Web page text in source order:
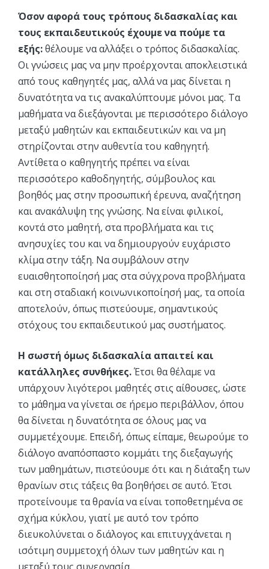
Όσον αφορά τους τρόπους διδασκαλίας και
τους εκπαιδευτικούς έχουμε να πούμε τα
εξής:θέλουμε να αλλάξει ο τρόπος διδασκαλίας.
Οι γνώσεις μας να μην προέρχονται αποκλειστικά
από τους καθηγητές μας, αλλά να μας δίνεται η
δυνατότητα να τις ανακαλύπτουμε μόνοι μας. Τα
μαθήματα να διεξάγονται με περισσότερο διάλογο
μεταξύ μαθητών και εκπαιδευτικών και να μη
στηρίζονται στην αυθεντία του καθηγητή.
Αντίθετα ο καθηγητής πρέπει να είναι
περισσότερο καθοδηγητής, σύμβουλος και
βοηθός μας στην προσωπική έρευνα, αναζήτηση
και ανακάλυψη της γνώσης. Να είναι φιλικοί,
κοντά στο μαθητή, στα προβλήματα και τις
ανησυχίες του και να δημιουργούν ευχάριστο
κλίμα στην τάξη. Να συμβάλουν στην
ευαισθητοποίησή μας στα σύγχρονα προβλήματα
και στη σταδιακή κοινωνικοποίησή μας, τα οποία
αποτελούν, όπως πιστεύουμε, σημαντικούς
στόχους του εκπαιδευτικού μας συστήματος.
Η σωστή όμως διδασκαλία απαιτεί και
κατάλληλες συνθήκες.Έτσι θα θέλαμε να
υπάρχουν λιγότεροι μαθητές στις αίθουσες, ώστε
το μάθημα να γίνεται σε ήρεμο περιβάλλον, όπου
θα δίνεται η δυνατότητα σε όλους μας να
συμμετέχουμε. Επειδή, όπως είπαμε, θεωρούμε το
διάλογο αναπόσπαστο κομμάτι της διεξαγωγής
των μαθημάτων, πιστεύουμε ότι και η διάταξη των
θρανίων στις τάξεις θα βοηθήσει σε αυτό. Έτσι
προτείνουμε τα θρανία να είναι τοποθετημένα σε
σχήμα κύκλου, γιατί με αυτό τον τρόπο
διευκολύνεται ο διάλογος και επιτυγχάνεται η
ισότιμη συμμετοχή όλων των μαθητών και η